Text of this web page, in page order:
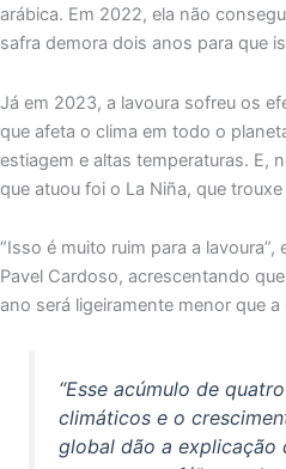
arábica. Em 2022, ela não
safra demora dois anos para que
Já em 2023, a lavoura sofreu os
que afeta o clima em todo o
estiagem e altas temperaturas. E,
que atuou foi o La Niña, que
“Isso é muito ruim para a
Pavel Cardoso, acrescentando
ano será ligeiramente menor que
“Esse acúmulo de
climáticos e o
global dão a explicação